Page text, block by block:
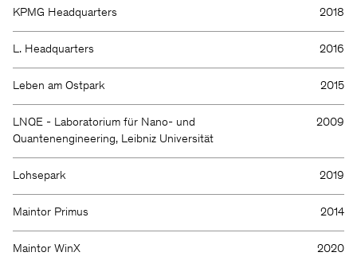
KPMG Headquarters 2018
L. Headquarters 2016
Leben am Ostpark 2015
LNQE - Laboratorium für Nano- und
Quantenengineering, Leibniz Universität
2009
Lohsepark 2019
Maintor Primus 2014
Maintor WinX 2020